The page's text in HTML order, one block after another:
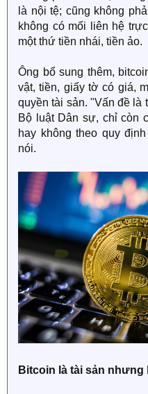
là nội tệ; cũng không
không có mối liên hệ
một thứ tiền nhái, tiền ảo.
Ông bổ sung thêm,
vật, tiền, giấy tờ có giá,
quyền tài sản. "Vấn đề là
Bộ luật Dân sự, chỉ còn
hay không theo quy
nói.
Bitcoin là tài sản nhưng